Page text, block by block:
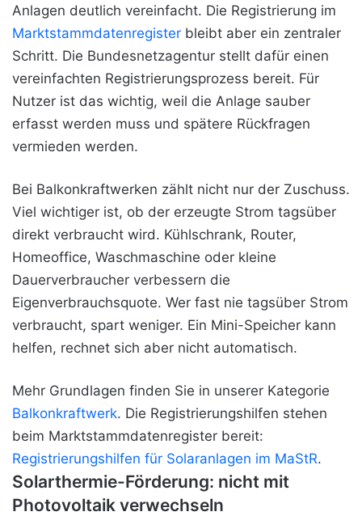
Anlagen deutlich vereinfacht. Die Registrierung im
Marktstammdatenregister bleibt aber ein zentraler
Schritt. Die Bundesnetzagentur stellt dafür einen
vereinfachten Registrierungsprozess bereit. Für
Nutzer ist das wichtig, weil die Anlage sauber
erfasst werden muss und spätere Rückfragen
vermieden werden.
Bei Balkonkraftwerken zählt nicht nur der Zuschuss.
Viel wichtiger ist, ob der erzeugte Strom tagsüber
direkt verbraucht wird. Kühlschrank, Router,
Homeoffice, Waschmaschine oder kleine
Dauerverbraucher verbessern die
Eigenverbrauchsquote. Wer fast nie tagsüber Strom
verbraucht, spart weniger. Ein Mini-Speicher kann
helfen, rechnet sich aber nicht automatisch.
Mehr Grundlagen finden Sie in unserer Kategorie
Balkonkraftwerk. Die Registrierungshilfen stehen
beim Marktstammdatenregister bereit:
Registrierungshilfen für Solaranlagen im MaStR.
Solarthermie-Förderung: nicht mit
Photovoltaik verwechseln